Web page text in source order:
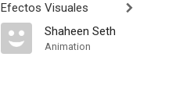
Efectos Visuales
Shaheen Seth
Animation